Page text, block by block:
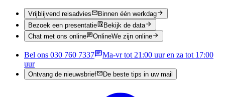
Vrijblijvend reisadvies
Binnen één werkdag
Bezoek een presentatie
Bekijk de data
Chat met ons online
OnlineWe zijn online
Bel ons 030 760 7337
Ma-vr tot 21:00 uur en za tot 17:00
uur
Ontvang de nieuwsbrief De beste tips in uw mail